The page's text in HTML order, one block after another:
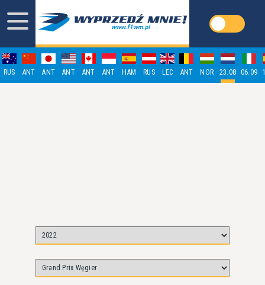
RUS ANT ANT ANT ANT ANT HAM RUS LEC ANT NOR 23.08 06.09